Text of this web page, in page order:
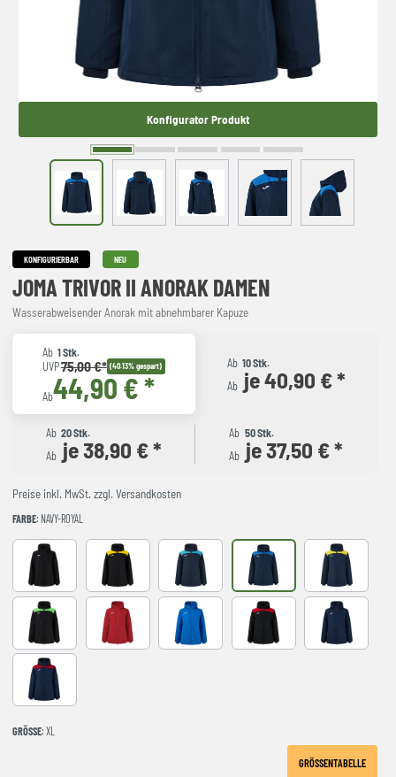
Konfigurator Produkt
KONFIGURIERBAR NEU
JOMA TRIVOR II ANORAK DAMEN
Wasserabweisender Anorak mit abnehmbarer Kapuze
Ab 1 Stk.
UVP75,00 €* (40.13% gespart)
Ab44,90 € *
Ab 10 Stk.
Ab je 40,90 € *
Ab 20 Stk.
Ab je 38,90 € *
Ab 50 Stk.
Ab je 37,50 € *
Preise inkl. MwSt. zzgl. Versandkosten
FARBE: NAVY-ROYAL
Black BLACK-YELLOW DARK NAVY TURQUESANAVY-ROYAL NAVY-
NEGRO-VERDE FLUOR
RED royal BLACK-RED NAVY
NAVY-RED
GRÖSSE : XL
GRÖSSENTABELLE